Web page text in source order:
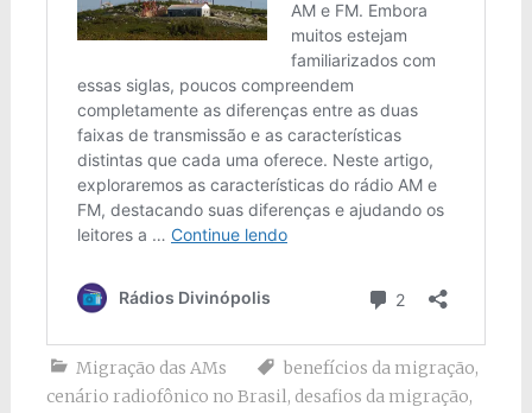
Migração das AMs benefícios da migração,
cenário radiofônico no Brasil, desafios da migração,